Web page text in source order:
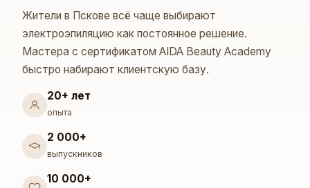
Жители в Пскове всё чаще выбирают
электроэпиляцию как постоянное решение.
Мастера с сертификатом AIDA Beauty Academy
быстро набирают клиентскую базу.
20+ лет
опыта
2 000+
выпускников
10 000+